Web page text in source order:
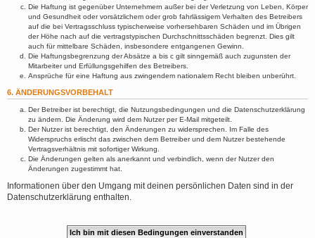
Die Haftung ist gegenüber Unternehmern außer bei der Verletzung von Leben, Körper
und Gesundheit oder vorsätzlichem oder grob fahrlässigem Verhalten des Betreibers
auf die bei Vertragsschluss typischerweise vorhersehbaren Schäden und im Übrigen
der Höhe nach auf die vertragstypischen Durchschnittsschäden begrenzt. Dies gilt
auch für mittelbare Schäden, insbesondere entgangenen Gewinn.
Die Haftungsbegrenzung der Absätze a bis c gilt sinngemäß auch zugunsten der
Mitarbeiter und Erfüllungsgehilfen des Betreibers.
Ansprüche für eine Haftung aus zwingendem nationalem Recht bleiben unberührt.
6. ÄNDERUNGSVORBEHALT
Der Betreiber ist berechtigt, die Nutzungsbedingungen und die Datenschutzerklärung
zu ändern. Die Änderung wird dem Nutzer per E-Mail mitgeteilt.
Der Nutzer ist berechtigt, den Änderungen zu widersprechen. Im Falle des
Widerspruchs erlischt das zwischen dem Betreiber und dem Nutzer bestehende
Vertragsverhältnis mit sofortiger Wirkung.
Die Änderungen gelten als anerkannt und verbindlich, wenn der Nutzer den
Änderungen zugestimmt hat.
Informationen über den Umgang mit deinen persönlichen Daten sind in der
Datenschutzerklärung enthalten.